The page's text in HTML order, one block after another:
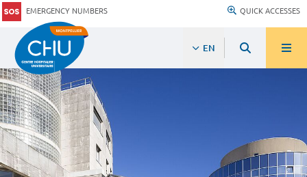
EMERGENCY NUMBERS QUICK ACCESSES
EN